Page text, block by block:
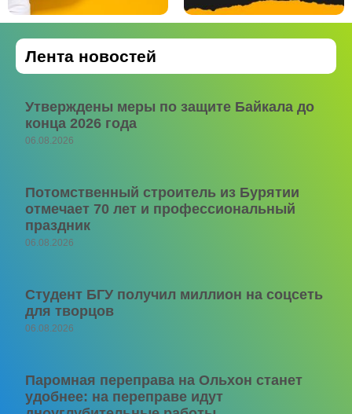
Лента новостей
Утверждены меры по защите Байкала до
конца 2026 года
06.08.2026
Потомственный строитель из Бурятии
отмечает 70 лет и профессиональный
праздник
06.08.2026
Студент БГУ получил миллион на соцсеть
для творцов
06.08.2026
Паромная переправа на Ольхон станет
удобнее: на переправе идут